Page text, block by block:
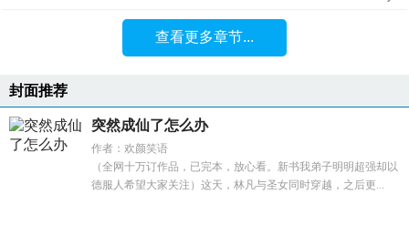
查看更多章节...
封面推荐
突然成仙了怎么办
作者：欢颜笑语
（全网十万订作品，已完本，放心看。新书我弟子明明超强却以
德服人希望大家关注）这天，林凡与圣女同时穿越，之后更...